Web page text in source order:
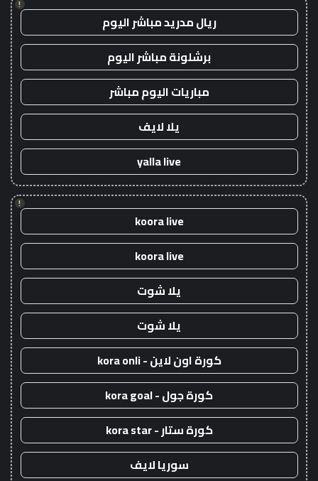
!
ريال مدريد مباشر اليوم
برشلونة مباشر اليوم
مباريات اليوم مباشر
يلا لايف
yalla live
!
koora live
koora live
يلا شوت
يلا شوت
كورة اون لاين - kora onli
كورة جول - kora goal
كورة ستار - kora star
سوريا لايف